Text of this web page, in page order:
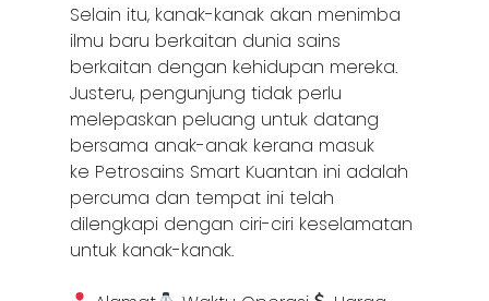
Selain itu, kanak-kanak akan menimba
ilmu baru berkaitan dunia sains
berkaitan dengan kehidupan mereka.
Justeru, pengunjung tidak perlu
melepaskan peluang untuk datang
bersama anak-anak kerana masuk
ke Petrosains Smart Kuantan ini adalah
percuma dan tempat ini telah
dilengkapi dengan ciri-ciri keselamatan
untuk kanak-kanak.